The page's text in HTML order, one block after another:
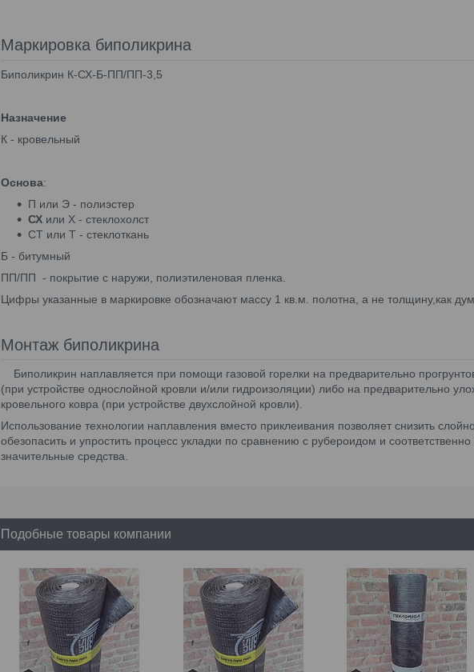
Маркировка биполикрина
Биполикрин К-СХ-Б-ПП/ПП-3,5
Назначение
К - кровельный
Основа:
П или Э - полиэстер
СХ или Х - стеклохолст
СТ или Т - стеклоткань
Б - битумный
ПП/ПП - покрытие с наружи, полиэтиленовая пленка.
Цифры указанные в маркировке обозначают массу 1 кв.м. полотна, а не толщину,как
Монтаж биполикрина
Биполикрин наплавляется при помощи газовой горелки на предварительно
(при устройстве однослойной кровли и/или гидроизоляции) либо на предварительно
кровельного ковра (при устройстве двухслойной кровли).
Использование технологии наплавления вместо приклеивания позволяет снизить
обезопасить и упростить процесс укладки по сравнению с рубероидом и
значительные средства.
Подобные товары компании